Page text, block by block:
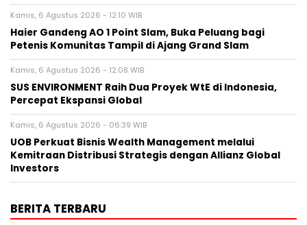
Kamis, 6 Agustus 2026 - 12:10 WIB
Haier Gandeng AO 1 Point Slam, Buka Peluang bagi
Petenis Komunitas Tampil di Ajang Grand Slam
Kamis, 6 Agustus 2026 - 12:08 WIB
SUS ENVIRONMENT Raih Dua Proyek WtE di Indonesia,
Percepat Ekspansi Global
Kamis, 6 Agustus 2026 - 06:39 WIB
UOB Perkuat Bisnis Wealth Management melalui
Kemitraan Distribusi Strategis dengan Allianz Global
Investors
BERITA TERBARU